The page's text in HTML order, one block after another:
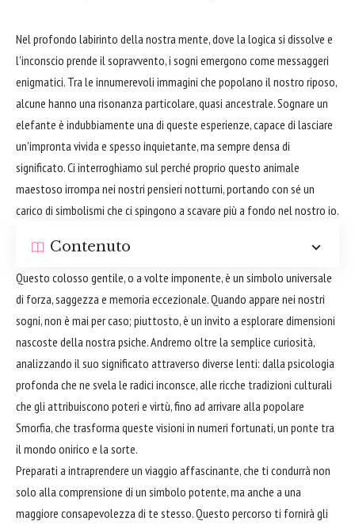
Nel profondo labirinto della nostra mente, dove la logica si dissolve e
l'inconscio prende il sopravvento, i sogni emergono come messaggeri
enigmatici. Tra le innumerevoli immagini che popolano il nostro riposo,
alcune hanno una risonanza particolare, quasi ancestrale. Sognare un
elefante è indubbiamente una di queste esperienze, capace di lasciare
un'impronta vivida e spesso inquietante, ma sempre densa di
significato. Ci interroghiamo sul perché proprio questo animale
maestoso irrompa nei nostri pensieri notturni, portando con sé un
carico di simbolismi che ci spingono a scavare più a fondo nel nostro io.
Contenuto
Questo colosso gentile, o a volte imponente, è un simbolo universale
di forza, saggezza e memoria eccezionale. Quando appare nei nostri
sogni, non è mai per caso; piuttosto, è un invito a esplorare dimensioni
nascoste della nostra psiche. Andremo oltre la semplice curiosità,
analizzando il suo significato attraverso diverse lenti: dalla psicologia
profonda che ne svela le radici inconsce, alle ricche tradizioni culturali
che gli attribuiscono poteri e virtù, fino ad arrivare alla popolare
Smorfia, che trasforma queste visioni in numeri fortunati, un ponte tra
il mondo onirico e la sorte.
Preparati a intraprendere un viaggio affascinante, che ti condurrà non
solo alla comprensione di un simbolo potente, ma anche a una
maggiore consapevolezza di te stesso. Questo percorso ti fornirà gli